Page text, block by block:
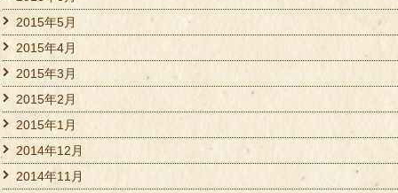
2015年5月
2015年4月
2015年3月
2015年2月
2015年1月
2014年12月
2014年11月